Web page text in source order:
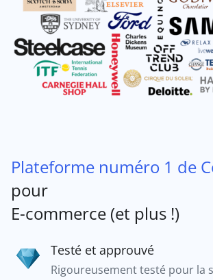
Plateforme numéro 1 de
pour
E-commerce (et plus !)
Testé et approuvé
Rigoureusement testé pour la